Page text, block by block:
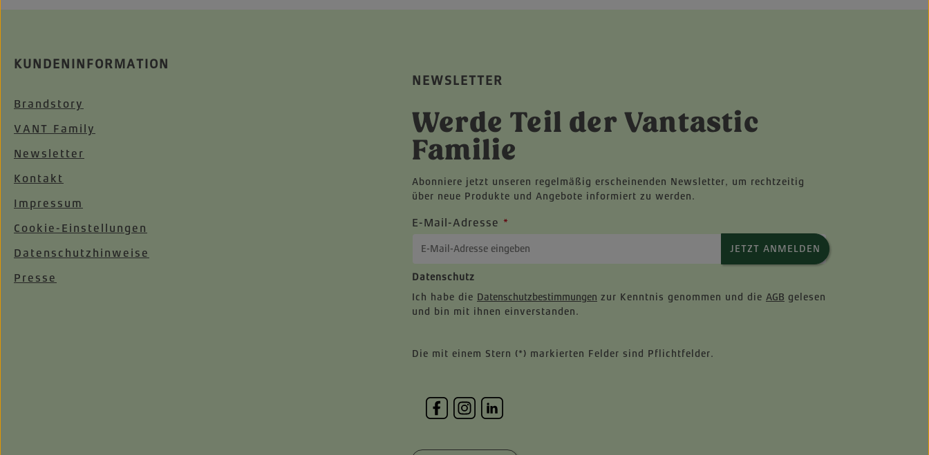
KUNDENINFORMATION
Brandstory
VANT Family
Newsletter
Kontakt
Impressum
Cookie-Einstellungen
Datenschutzhinweise
Presse
NEWSLETTER
Werde Teil der Vantastic
Familie
Abonniere jetzt unseren regelmäßig erscheinenden Newsletter, um rechtzeitig
über neue Produkte und Angebote informiert zu werden.
E-Mail-Adresse *
JETZT ANMELDEN
Datenschutz
Ich habe die Datenschutzbestimmungen zur Kenntnis genommen und die AGB gelesen
und bin mit ihnen einverstanden.
Die mit einem Stern (*) markierten Felder sind Pflichtfelder.